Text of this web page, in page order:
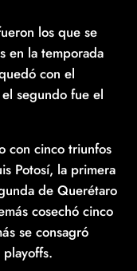
los que se
en la temporada
con el
segundo fue el
con cinco triunfos
Potosí, la primera
de Querétaro
cosechó cinco
se consagró